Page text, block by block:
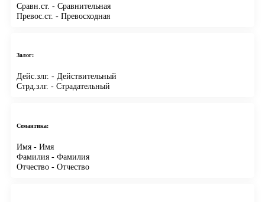
Сравн.ст. - Сравнительная
Превос.ст. - Превосходная
Залог:
Дейс.злг. - Действительный
Стрд.злг. - Страдательный
Семантика:
Имя - Имя
Фамилия - Фамилия
Отчество - Отчество